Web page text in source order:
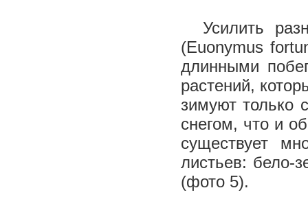
Усилить
(Еuonymus
длинными
растений,
зимуют только
снегом, что и
существует
листьев: бело-
(фото 5).